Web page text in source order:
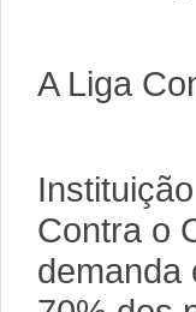
A Liga
Contra o
demanda